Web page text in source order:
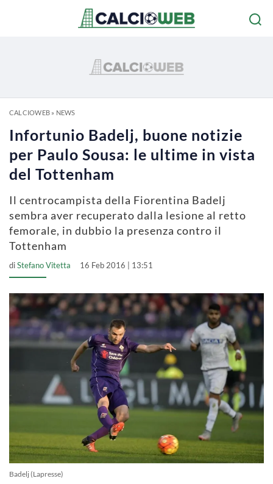
CALCIOWEB» NEWS
Infortunio Badelj, buone notizie
per Paulo Sousa: le ultime in vista
del Tottenham
Il centrocampista della Fiorentina Badelj
sembra aver recuperato dalla lesione al retto
femorale, in dubbio la presenza contro il
Tottenham
diStefano Vitetta 16 Feb 2016 | 13:51
Badelj (Lapresse)